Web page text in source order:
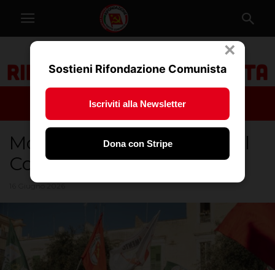
Molfetta e la semiotica del
Comunismo
×
Sostieni Rifondazione Comunista
Iscriviti alla Newsletter
Dona con Stripe